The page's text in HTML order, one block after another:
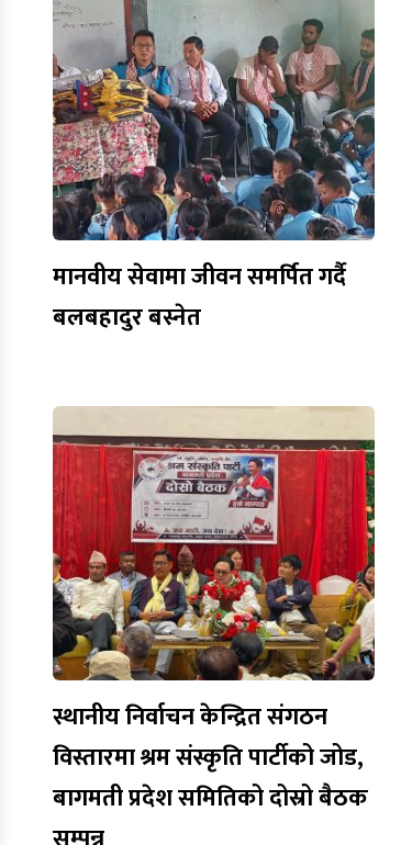
मानवीय सेवामा जीवन समर्पित गर्दै
बलबहादुर बस्नेत
स्थानीय निर्वाचन केन्द्रित संगठन
विस्तारमा श्रम संस्कृति पार्टीको जोड,
बागमती प्रदेश समितिको दोस्रो बैठक